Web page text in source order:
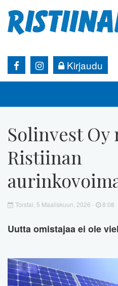
Kirjaudu
Solinvest Oy
Ristiinan
Torstai, 5 Maaliskuun, 2026 - 8:08
Uutta omistajaa ei ole